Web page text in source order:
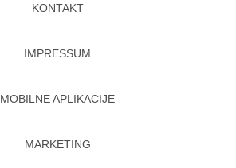
KONTAKT
IMPRESSUM
MOBILNE APLIKACIJE
MARKETING